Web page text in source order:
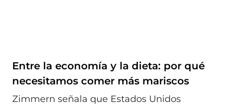
Entre la economía y la dieta: por qué
necesitamos comer más mariscos
Zimmern señala que Estados Unidos